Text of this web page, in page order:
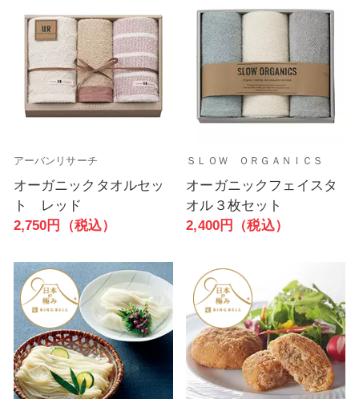
アーバンリサーチ
オーガニックタオルセッ
ト レッド
2,750円（税込）
ＳＬＯＷ ＯＲＧＡＮＩＣＳ
オーガニックフェイスタ
オル３枚セット
2,400円（税込）